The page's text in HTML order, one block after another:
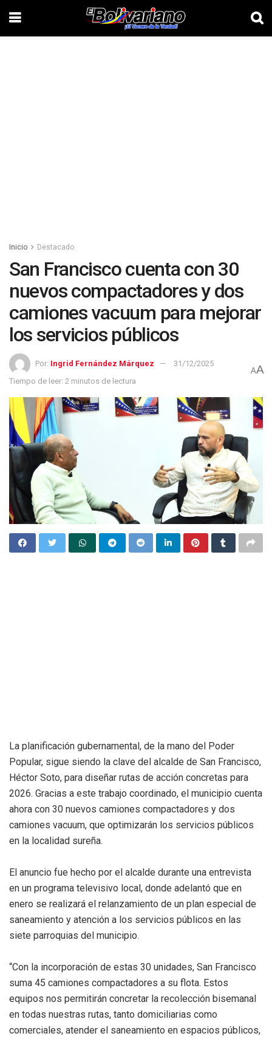
Inicio Destacado
San Francisco cuenta con 30
nuevos compactadores y dos
camiones vacuum para mejorar
los servicios públicos
Por: Ingrid Fernández Márquez
31/12/2025
Tiempo de leer: 2 minutos de lectura
AA
La planificación gubernamental, de la mano del Poder
Popular, sigue siendo la clave del alcalde de San Francisco,
Héctor Soto, para diseñar rutas de acción concretas para
2026. Gracias a este trabajo coordinado, el municipio cuenta
ahora con 30 nuevos camiones compactadores y dos
camiones vacuum, que optimizarán los servicios públicos
en la localidad sureña.
El anuncio fue hecho por el alcalde durante una entrevista
en un programa televisivo local, donde adelantó que en
enero se realizará el relanzamiento de un plan especial de
saneamiento y atención a los servicios públicos en las
siete parroquias del municipio.
“Con la incorporación de estas 30 unidades, San Francisco
suma 45 camiones compactadores a su flota. Estos
equipos nos permitirán concretar la recolección bisemanal
en todas nuestras rutas, tanto domiciliarias como
comerciales, atender el saneamiento en espacios públicos,